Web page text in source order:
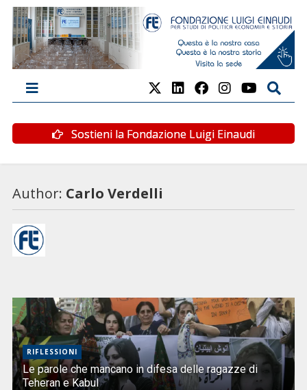
Sostieni la Fondazione Luigi Einaudi
Author: Carlo Verdelli
RIFLESSIONI
Le parole che mancano in difesa delle ragazze di
Teheran e Kabul